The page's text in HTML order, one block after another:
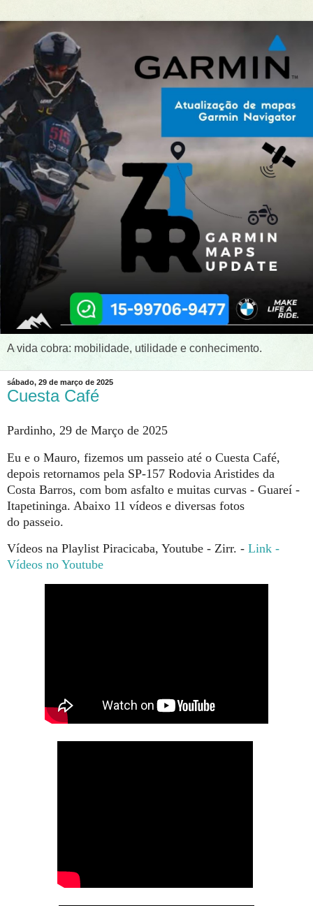
A vida cobra: mobilidade, utilidade e conhecimento.
sábado, 29 de março de 2025
Cuesta Café
Pardinho, 29 de Março de 2025
Eu e o Mauro, fizemos um passeio até o Cuesta Café,
depois retornamos pela SP-157 Rodovia Aristides da
Costa Barros, com bom asfalto e muitas curvas - Guareí -
Itapetininga. Abaixo 11 vídeos e diversas fotos
do passeio.
Vídeos na Playlist Piracicaba, Youtube - Zirr. - Link -
Vídeos no Youtube